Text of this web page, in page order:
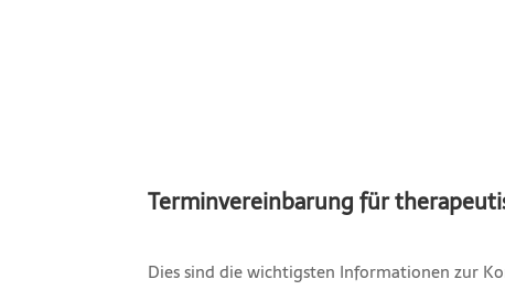
Terminvereinbarung für
Dies sind die wichtigsten Informationen zur